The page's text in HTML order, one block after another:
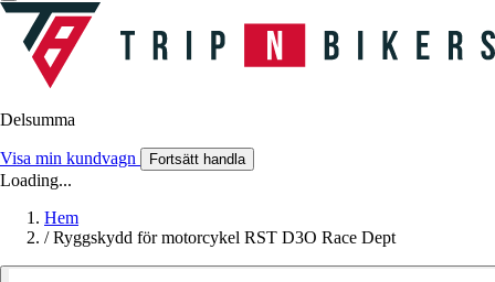
Delsumma
Visa min kundvagn Fortsätt handla
Loading...
Hem
/ Ryggskydd för motorcykel RST D3O Race Dept